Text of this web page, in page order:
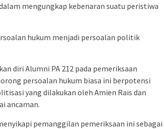
mengungkap kebenaran suatu peristiwa
hukum menjadi persoalan politik
diri Alumni PA 212 pada pemeriksaan
persoalan hukum biasa ini berpotensi
yang dilakukan oleh Amien Rais dan
ancaman.
pemanggilan pemeriksaan ini sebagai